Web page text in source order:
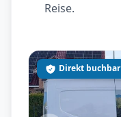
Reise.
Direkt buchbar